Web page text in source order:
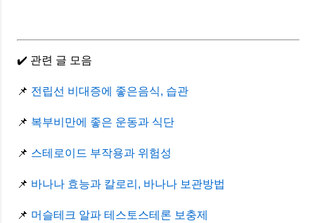
✔️ 관련 글 모음
📌 전립선 비대증에 좋은음식, 습관
📌 복부비만에 좋은 운동과 식단
📌 스테로이드 부작용과 위험성
📌 바나나 효능과 칼로리, 바나나 보관방법
📌 머슬테크 알파 테스토스테론 보충제